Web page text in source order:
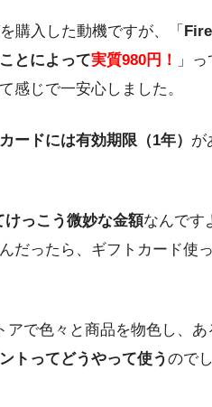
購入した動機ですが、「
とによって実質980円！
」
感じで一安心しました。
ードには有効期限（1年） が
けっこう微妙な金額なんです
だったら、ギフトカード使
アで色々と商品を物色し、
トってどうやって使うので